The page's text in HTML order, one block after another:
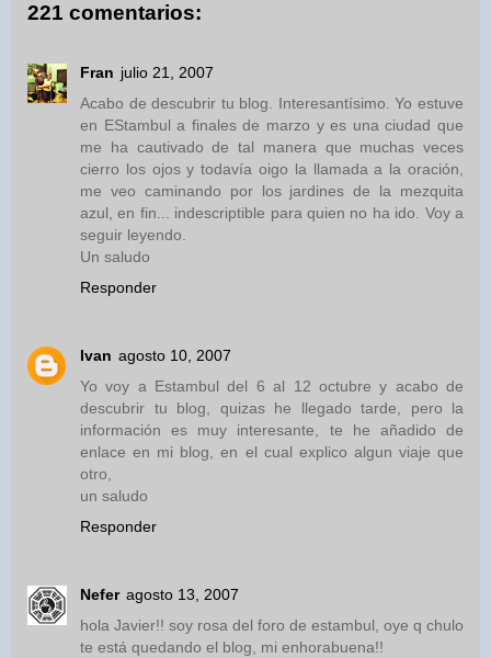
221 comentarios:
Fran julio 21, 2007
Acabo de descubrir tu blog. Interesantísimo. Yo estuve
en EStambul a finales de marzo y es una ciudad que
me ha cautivado de tal manera que muchas veces
cierro los ojos y todavía oigo la llamada a la oración,
me veo caminando por los jardines de la mezquita
azul, en fin... indescriptible para quien no ha ido. Voy a
seguir leyendo.
Un saludo
Responder
Ivan agosto 10, 2007
Yo voy a Estambul del 6 al 12 octubre y acabo de
descubrir tu blog, quizas he llegado tarde, pero la
información es muy interesante, te he añadido de
enlace en mi blog, en el cual explico algun viaje que
otro,
un saludo
Responder
Nefer agosto 13, 2007
hola Javier!! soy rosa del foro de estambul, oye q chulo
te está quedando el blog, mi enhorabuena!!